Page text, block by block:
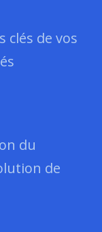
clés de vos
du
de